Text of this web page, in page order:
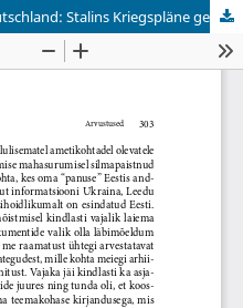
Bogdan Musial, Kampfplatz Deutschland: Stalins Kriegspläne gegen den Westen